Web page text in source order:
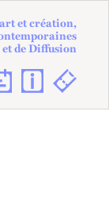
et création,
de Diffusion